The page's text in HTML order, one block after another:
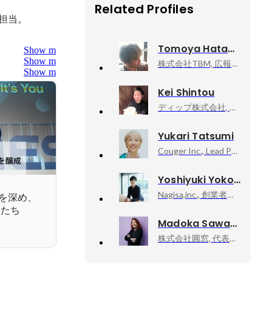
当。
Show more
Show more
Show more
深め、
ち
Related Profiles
Tomoya Hatano
株式会社TBM, 広報・マーケティング部マネージャー
Kei Shintou
ディップ株式会社, BizOps本部長
Yukari Tatsumi
Couger Inc., Lead PR Manager & Recruitment Manager
Yoshiyuki Yokoyama
Nagisa,inc., 創業者 代表取締役社長
Madoka Sawa
株式会社圓窓, 代表取締役